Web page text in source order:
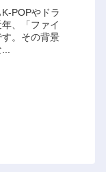
POPやドラ
、「ファイ
。その背景